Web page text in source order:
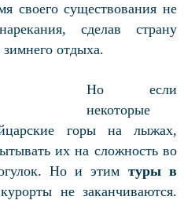
своего существования не
сделав страну
отдыха.
Но если
некоторые
горы на лыжах,
их на сложность во
Но и этим туры в
не заканчиваются.